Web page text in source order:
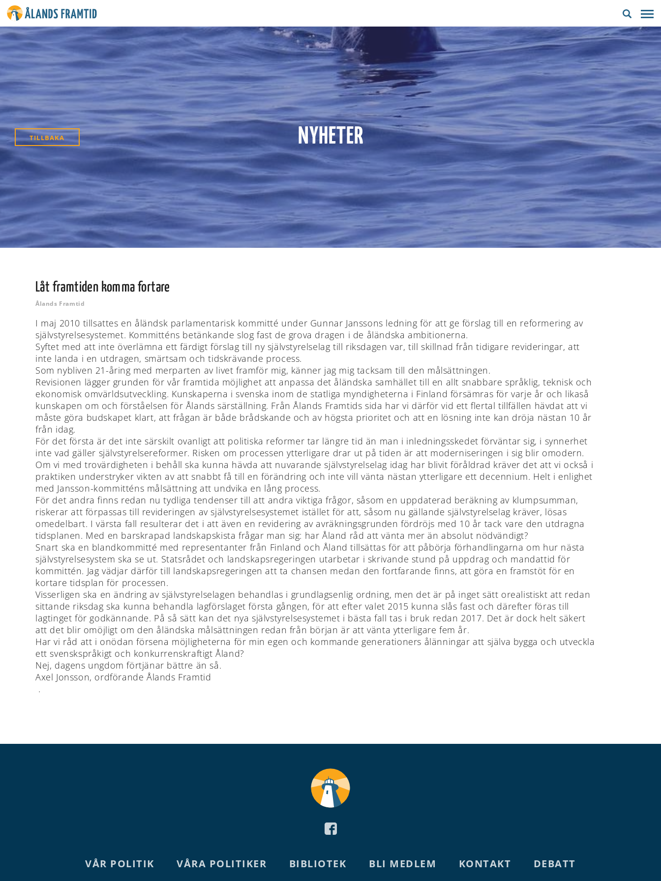
TILLBAKA NYHETER
Låt framtiden komma fortare
Ålands Framtid
I maj 2010 tillsattes en åländsk parlamentarisk kommitté under Gunnar Janssons ledning för att ge förslag till en reformering av
självstyrelsesystemet. Kommitténs betänkande slog fast de grova dragen i de åländska ambitionerna.
Syftet med att inte överlämna ett färdigt förslag till ny självstyrelselag till riksdagen var, till skillnad från tidigare revideringar, att
inte landa i en utdragen, smärtsam och tidskrävande process.
Som nybliven 21-åring med merparten av livet framför mig, känner jag mig tacksam till den målsättningen.
Revisionen lägger grunden för vår framtida möjlighet att anpassa det åländska samhället till en allt snabbare språklig, teknisk och
ekonomisk omvärldsutveckling. Kunskaperna i svenska inom de statliga myndigheterna i Finland försämras för varje år och likaså
kunskapen om och förståelsen för Ålands särställning. Från Ålands Framtids sida har vi därför vid ett flertal tillfällen hävdat att vi
måste göra budskapet klart, att frågan är både brådskande och av högsta prioritet och att en lösning inte kan dröja nästan 10 år
från idag.
För det första är det inte särskilt ovanligt att politiska reformer tar längre tid än man i inledningsskedet förväntar sig, i synnerhet
inte vad gäller självstyrelsereformer. Risken om processen ytterligare drar ut på tiden är att moderniseringen i sig blir omodern.
Om vi med trovärdigheten i behåll ska kunna hävda att nuvarande självstyrelselag idag har blivit föråldrad kräver det att vi också i
praktiken understryker vikten av att snabbt få till en förändring och inte vill vänta nästan ytterligare ett decennium. Helt i enlighet
med Jansson-kommitténs målsättning att undvika en lång process.
För det andra finns redan nu tydliga tendenser till att andra viktiga frågor, såsom en uppdaterad beräkning av klumpsumman,
riskerar att förpassas till revideringen av självstyrelsesystemet istället för att, såsom nu gällande självstyrelselag kräver, lösas
omedelbart. I värsta fall resulterar det i att även en revidering av avräkningsgrunden fördröjs med 10 år tack vare den utdragna
tidsplanen. Med en barskrapad landskapskista frågar man sig: har Åland råd att vänta mer än absolut nödvändigt?
Snart ska en blandkommitté med representanter från Finland och Åland tillsättas för att påbörja förhandlingarna om hur nästa
självstyrelsesystem ska se ut. Statsrådet och landskapsregeringen utarbetar i skrivande stund på uppdrag och mandattid för
kommittén. Jag vädjar därför till landskapsregeringen att ta chansen medan den fortfarande finns, att göra en framstöt för en
kortare tidsplan för processen.
Visserligen ska en ändring av självstyrelselagen behandlas i grundlagsenlig ordning, men det är på inget sätt orealistiskt att redan
sittande riksdag ska kunna behandla lagförslaget första gången, för att efter valet 2015 kunna slås fast och därefter föras till
lagtinget för godkännande. På så sätt kan det nya självstyrelsesystemet i bästa fall tas i bruk redan 2017. Det är dock helt säkert
att det blir omöjligt om den åländska målsättningen redan från början är att vänta ytterligare fem år.
Har vi råd att i onödan försena möjligheterna för min egen och kommande generationers ålänningar att själva bygga och utveckla
ett svenskspråkigt och konkurrenskraftigt Åland?
Nej, dagens ungdom förtjänar bättre än så.
Axel Jonsson, ordförande Ålands Framtid
.
VÅR POLITIK VÅRA POLITIKER BIBLIOTEK BLI MEDLEM KONTAKT DEBATT